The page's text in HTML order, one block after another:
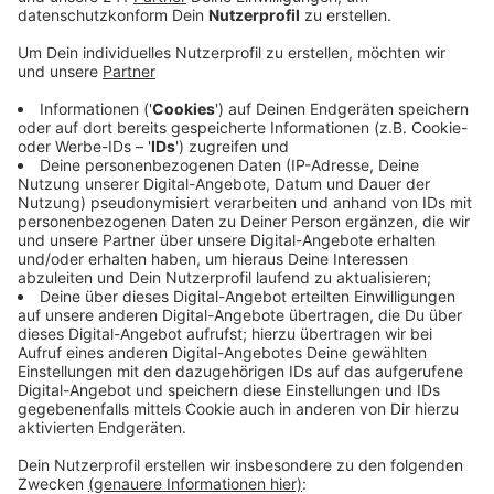
Das NRW-Gesundheitsministerium hat auf Anfrage der
die Stadt Köln beispielsweise 1,7 Millionen Euro durch
Corona-Bußgelder eingenommen. Spitzenreiter
Duisburg sogar doppelt so viel - 3,4 Millionen Euro.
Dort hatte die Stadt rund 20.000 Verstöße registriert.
Im Kreis Euskirchen waren es den Zahlen zu folge nur
773. Zum Vergleich: Im Nachbarkeis Düren waren es
rund 2.000 Verstöße, im Rhein-Erft-Kreis 4.000 und in
Köln 32.000.
In Spitzenzeiten der Pandemie wurden beispielsweise
für Maskenverstöße in Bus und Bahn 150 Euro fällig -
für gefälschte Corona-Tests waren es Bußgelder von